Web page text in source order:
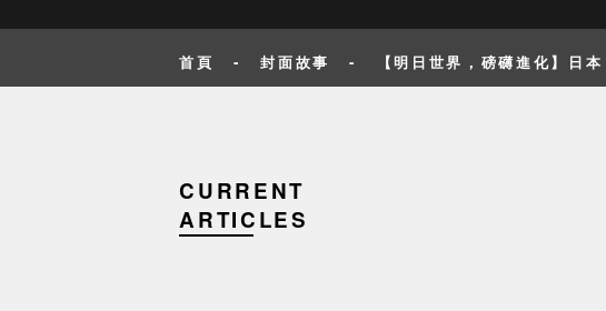
首頁 - 封面故事 - 【明日世界，磅礴進化】日本
CURRENT
ARTICLES